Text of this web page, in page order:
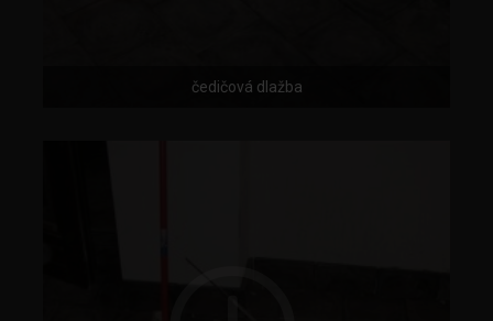
čedičová dlažba